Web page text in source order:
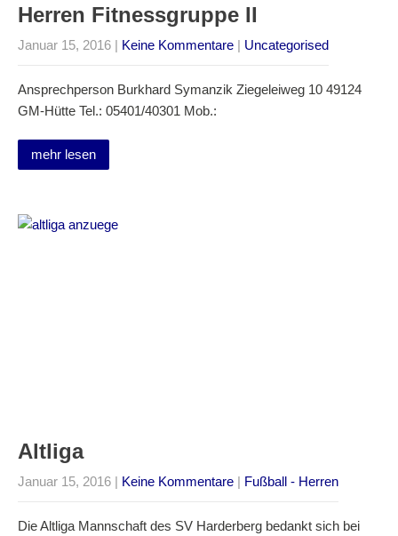
Herren Fitnessgruppe II
Januar 15, 2016 | Keine Kommentare | Uncategorised
Ansprechperson Burkhard Symanzik Ziegeleiweg 10 49124
GM-Hütte Tel.: 05401/40301 Mob.:
mehr lesen
Altliga
Januar 15, 2016 | Keine Kommentare | Fußball - Herren
Die Altliga Mannschaft des SV Harderberg bedankt sich bei